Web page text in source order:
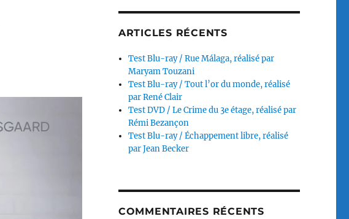
ARTICLES RÉCENTS
Test Blu-ray / Rue Málaga, réalisé par
Maryam Touzani
Test Blu-ray / Tout l’or du monde, réalisé
par René Clair
Test DVD / Le Crime du 3e étage, réalisé par
Rémi Bezançon
Test Blu-ray / Échappement libre, réalisé
par Jean Becker
COMMENTAIRES RÉCENTS